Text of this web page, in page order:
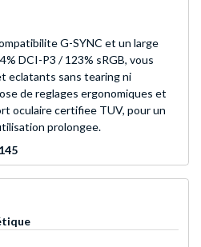
G-SYNC et un large
DCI-P3 / 123% sRGB, vous
eclatants sans tearing ni
de reglages ergonomiques et
oculaire certifiee TUV, pour un
prolongee.